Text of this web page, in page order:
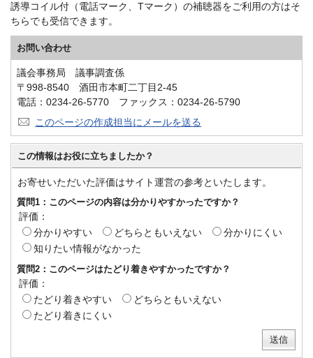
誘導コイル付（電話マーク、Tマーク）の補聴器をご利用の方はそ
ちらでも受信できます。
お問い合わせ
議会事務局 議事調査係
〒998-8540 酒田市本町二丁目2-45
電話：0234-26-5770 ファックス：0234-26-5790
このページの作成担当にメールを送る
この情報はお役に立ちましたか？
お寄せいただいた評価はサイト運営の参考といたします。
質問1：このページの内容は分かりやすかったですか？
評価：
分かりやすい
どちらともいえない
分かりにくい
知りたい情報がなかった
質問2：このページはたどり着きやすかったですか？
評価：
たどり着きやすい
どちらともいえない
たどり着きにくい